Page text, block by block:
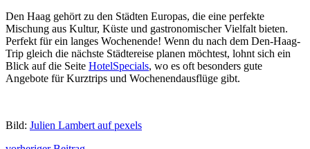
Den Haag gehört zu den Städten Europas, die eine perfekte
Mischung aus Kultur, Küste und gastronomischer Vielfalt bieten.
Perfekt für ein langes Wochenende! Wenn du nach dem Den-Haag-
Trip gleich die nächste Städtereise planen möchtest, lohnt sich ein
Blick auf die Seite HotelSpecials, wo es oft besonders gute
Angebote für Kurztrips und Wochenendausflüge gibt.
Bild: Julien Lambert auf pexels